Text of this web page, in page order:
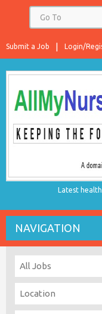
Login/
Submit a Job
Latest
NAVIGATION